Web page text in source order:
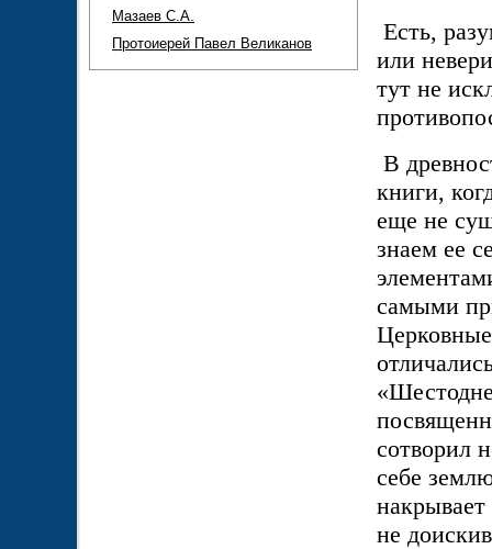
Есть,
или
тут не
В
книги,
еще не
знаем ее
самыми
сотворил
себе
не
Мазаев С.А.
Протоиерей Павел Великанов